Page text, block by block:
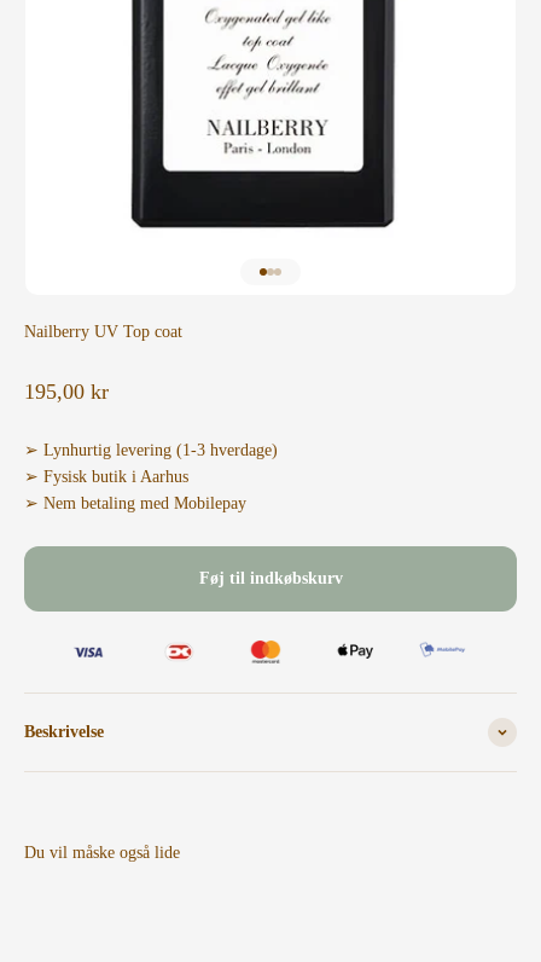
Nailberry UV Top coat
Salgspris
195,00 kr
➢ Lynhurtig levering (1-3 hverdage)
➢ Fysisk butik i Aarhus
➢ Nem betaling med Mobilepay
Føj til indkøbskurv
Beskrivelse